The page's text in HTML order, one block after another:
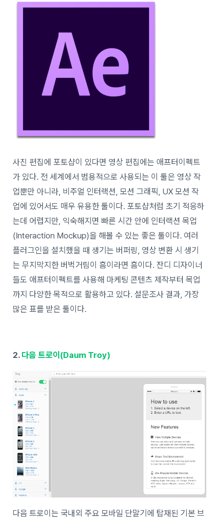
사진 편집에 포토샵이 있다면 영상 편집에는 애프터이펙트
가 있다. 전 세계에서 범용적으로 사용되는 이 툴은 영상 작
업뿐만 아니라, 비주얼 인터랙션, 모션 그래픽, UX 모션 작
업에 있어서도 매우 유용한 툴이다. 포토샵처럼 초기 적응하
는데 어렵지만, 익숙해지면 빠른 시간 안에 인터랙션 목업
(Interaction Mockup)을 해볼 수 있는 좋은 툴이다. 여러
플러그인을 설치했을 때 생기는 버퍼링, 영상 변환 시 생기
는 무지막지한 버벅거림이 흠이라면 흠이다. 잔디 디자이너
들도 애프터이펙트를 사용해 마케팅 콘텐츠 제작부터 목업
까지 다양한 목적으로 활용하고 있다. 설문조사 결과, 가장
많은 표를 받은 툴이다.
2. 다음 트로이 (Daum Troy)
다음 트로이는 국내외 주요 모바일 단말기에 탑재된 기본 브